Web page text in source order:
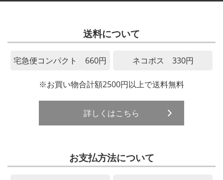
送料について
宅急便コンパクト 660円 ネコポス 330円
※お買い物合計額2500円以上で送料無料
詳しくはこちら
お支払方法について